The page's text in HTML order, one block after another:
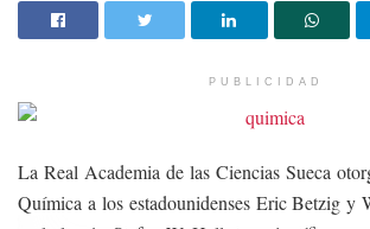
PUBLICIDAD
La Real Academia de las Ciencias Sueca
Química a los estadounidenses Eric Betzig y